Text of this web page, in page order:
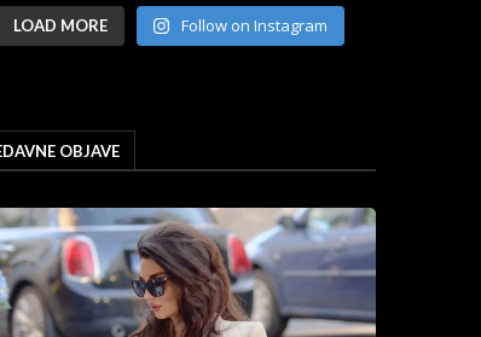
LOAD MORE Follow on Instagram
OBJAVE